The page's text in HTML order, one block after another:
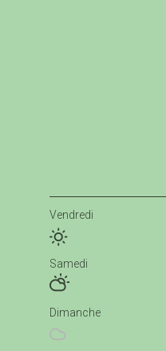
Vendredi
Samedi
Dimanche